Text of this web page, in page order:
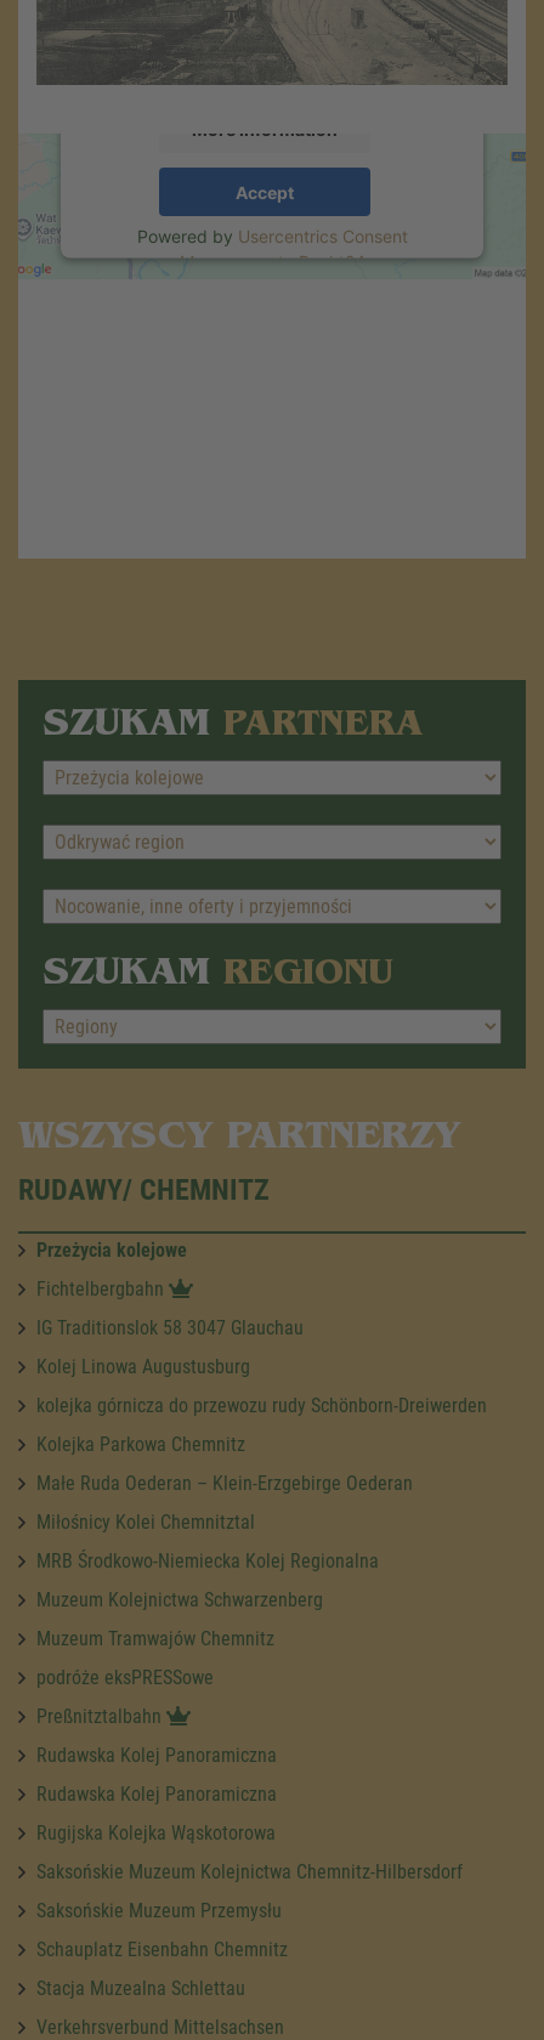
SZUKAM PARTNERA
SZUKAM REGIONU
WSZYSCY PARTNERZY
RUDAWY/ CHEMNITZ
Przeżycia kolejowe
Fichtelbergbahn
IG Traditionslok 58 3047 Glauchau
Kolej Linowa Augustusburg
kolejka górnicza do przewozu rudy Schönborn-Dreiwerden
Kolejka Parkowa Chemnitz
Małe Ruda Oederan – Klein-Erzgebirge Oederan
Miłośnicy Kolei Chemnitztal
MRB Środkowo-Niemiecka Kolej Regionalna
Muzeum Kolejnictwa Schwarzenberg
Muzeum Tramwajów Chemnitz
podróże eksPRESSowe
Preßnitztalbahn
Rudawska Kolej Panoramiczna
Rudawska Kolej Panoramiczna
Rugijska Kolejka Wąskotorowa
Saksońskie Muzeum Kolejnictwa Chemnitz-Hilbersdorf
Saksońskie Muzeum Przemysłu
Schauplatz Eisenbahn Chemnitz
Stacja Muzealna Schlettau
Verkehrsverbund Mittelsachsen
content that may collect data about your
activity. Please review the details and accept
the service to see this map.
Accept
Powered by Usercentrics Consent
Management.eRecht24